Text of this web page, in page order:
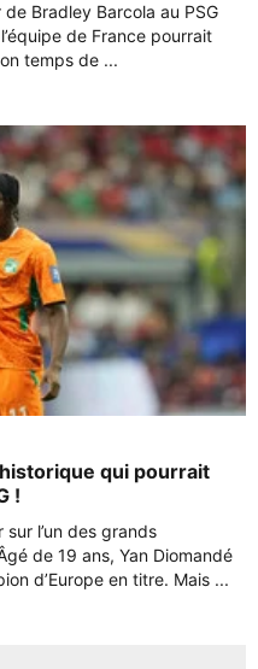
de Bradley Barcola au PSG
de France pourrait
temps de ...
qui pourrait
!
l’un des grands
de 19 ans, Yan Diomandé
d’Europe en titre. Mais ...